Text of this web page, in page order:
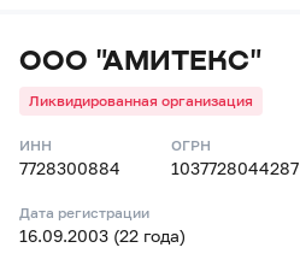
ООО "АМИТЕКС"
Ликвидированная организация
ИНН
7728300884
ОГРН
1037728044287
Дата регистрации
16.09.2003 (22 года)